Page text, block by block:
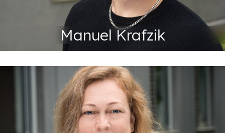
Manuel Krafzik
Verwaltungsassistenz der
Bereichsleitung/ Administrative